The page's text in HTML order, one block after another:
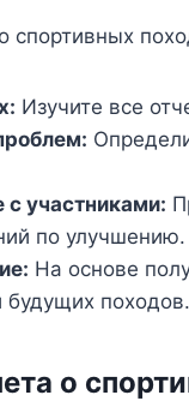
спортивных
Изучите все
участниками:
по улучшению.
На основе
будущих походов.
о